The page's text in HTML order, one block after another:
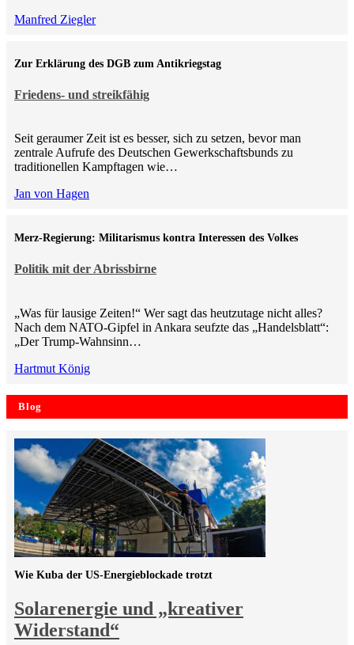
Manfred Ziegler
Friedens- und streikfähig
Zur Erklärung des DGB zum Antikriegstag
Seit geraumer Zeit ist es besser, sich zu setzen, bevor man
zentrale Aufrufe des Deutschen Gewerkschaftsbunds zu
traditionellen Kampftagen wie…
Jan von Hagen
Politik mit der Abrissbirne
Merz-Regierung: Militarismus kontra Inte­ressen des Volkes
„Was für lausige Zeiten!“ Wer sagt das heutzutage nicht alles?
Nach dem NATO-Gipfel in Ankara seufzte das „Handelsblatt“:
„Der Trump-Wahnsinn…
Hartmut König
Blog
Solarenergie und „kreativer
Widerstand“
Wie Kuba der US-Energieblockade trotzt